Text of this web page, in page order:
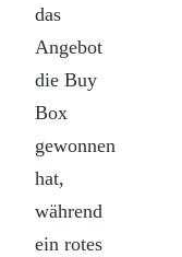
das
Angebot
die Buy
Box
gewonnen
hat,
während
ein rotes